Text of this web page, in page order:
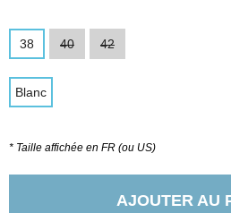
38 40 42
Blanc
* Taille affichée en FR (ou US)
AJOUTER AU